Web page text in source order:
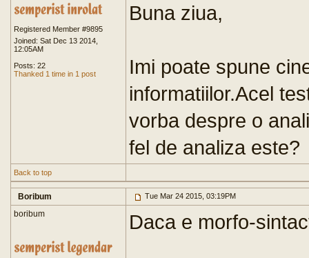
Registered Member #9895
Joined: Sat Dec 13 2014,
12:05AM
Posts: 22
Thanked 1 time in 1 post
Buna ziua,
Imi poate spune
informatiilor.Acel
vorba despre o
fel de analiza este?
Back to top
Boribum Tue Mar 24 2015, 03:19PM
boribum Daca e morfo-